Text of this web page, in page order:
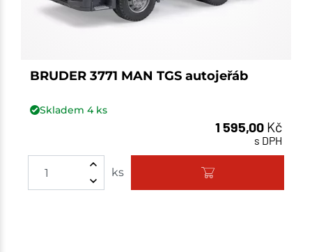
BRUDER 3771 MAN TGS autojeřáb
Skladem 4ks
1 595,00 Kč
s DPH
ks Množství